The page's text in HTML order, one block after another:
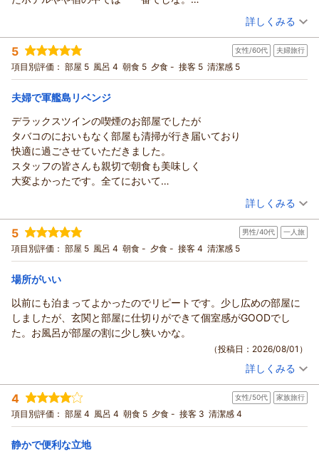
（投稿日：2026/08/04）
宿泊時期： 2026年08月宿泊 (恋人旅行)
投稿者： むっちゃんさん
宿泊プラン： 【シンプルステイ】朝食付 ダブル 朝のみ
宿泊価格帯： 8,001～9,000円(大人一人あたり/税込)
この度はリッチモンドホテル長崎思案橋をご利用いただき、ま
た心温まるご感想をお寄せいただき誠にありがとうございま
す。
思案橋やアーケード街での食べ歩きをお楽しみいただけたご様
子を伺い、大変嬉しく拝読いたしました。私どものホテルは長
崎の観光やグルメを満喫していただくのに便利な立地でござい
ますので、その魅力をご実感いただけたことを何より嬉しく存
じます。
また、お部屋やベッドの寝心地につきましてもご満足いただ
き、お疲れを癒やすお手伝いができましたこと、大変光栄でご
ざいます。
で利用してきたホテルや宿の中で一番」とのお褒めのお言葉
は、スタッフ一同にとって何よりの励みでございます。心より
感謝申し上げます。
これからも皆様に快適で心地よいご滞在をご提供できるよう努
めてまいります。また長崎へお越しの際には、ぜひリッチモン
ドホテル長崎思案橋をご利用くださいませ。
お客様に再びお会いできます日を、スタッフ一同心よりお待ち
しております。
フロント松尾
支配人
詳しくみる
5 女性/60代 夫婦旅行
項目別評価： 部屋 5 風呂 4 朝食 5 夕食 - 接客 5 清潔感 5
夫婦で軍艦島リベンジ
デラックスツインの喫煙のお部屋でしたが
タバコのにおいもなく部屋も清掃が行き届いており
快適に過ごさせていただきました。
スタッフの皆さんも親切で朝食も美味しく
大変よかったです。全てにおいて
利用させて頂きたいです。
（投稿日：2026/08/03）
宿泊時期： 2026年07月宿泊 (夫婦旅行)
投稿者： クロさん
宿泊プラン： デラックスツインお得プラン★部屋数限定★朝食付
朝のみ
宿泊価格帯：
リッチモンドホテル長崎思案橋からの返信
この度はリッチモンドホテル長崎思案橋をご利用いただきまし
て誠にありがとうございます。
軍艦島リベンジとのことでしたが無事上陸できましたでしょう
ご滞在中は快適にお過ごしいただけたようで安心いたしまし
た。
喫煙でのご予約でしたが、もし禁煙ご希望の場合は消臭もしく
申し付けくださいませ。
詳しくみる
5 男性/40代 一人旅
項目別評価： 部屋 5 風呂 4 朝食 - 夕食 - 接客 4 清潔感 5
場所がいい
以前にも泊まってよかったのでリピートです。少し広めの部屋に
しましたが、玄関と部屋に仕切りができて個室感がGOODでし
た。お風呂が部屋の割に少し狭いかな。
（投稿日：2026/08/01）
投稿者： KENICHIさん(男性/40代)
宿泊プラン： 【じゃらんスペシャルウィーク】【シンプルステイ】素泊まり
(7月)
ダブル 食事なし
宿泊価格帯： 8,001～9,000円(大人一人あたり/税込)
詳しくみる
4 女性/50代 家族旅行
項目別評価： 部屋 4 風呂 4 朝食 5 夕食 - 接客 3 清潔感 4
静かで便利な立地